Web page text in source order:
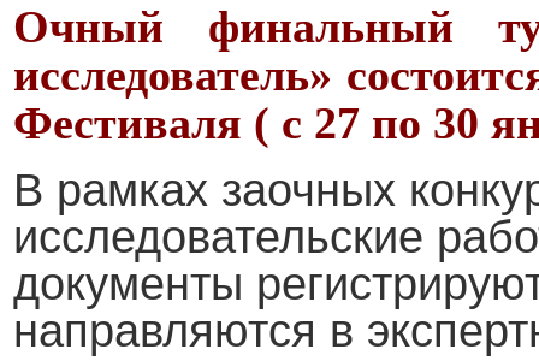
Очный финальный
исследователь»
Фестиваля ( с 27 по 30
В рамках заочных
исследовательские
документы
направляются в